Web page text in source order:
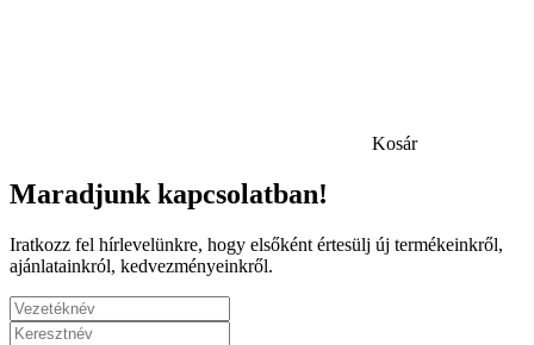
Kosár
Maradjunk kapcsolatban!
Iratkozz fel hírlevelünkre, hogy elsőként értesülj új termékeinkről,
ajánlatainkról, kedvezményeinkről.